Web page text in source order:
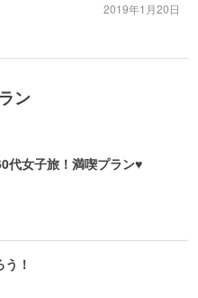
2019年1月20日
ン
代女子旅！満喫プラン♥
！